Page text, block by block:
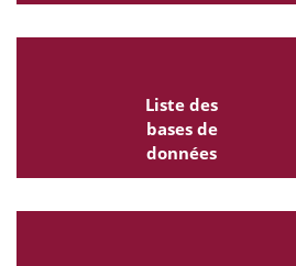
Liste des
bases de
données